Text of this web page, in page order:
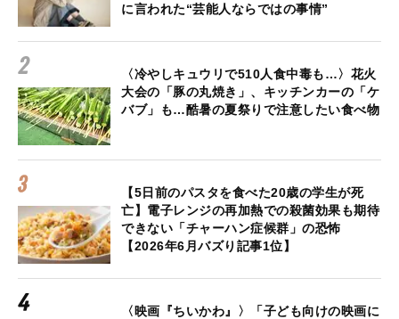
に言われた“芸能人ならではの事情”
〈冷やしキュウリで510人食中毒も…〉花火
大会の「豚の丸焼き」、キッチンカーの「ケ
バブ」も…酷暑の夏祭りで注意したい食べ物
【5日前のパスタを食べた20歳の学生が死
亡】電子レンジの再加熱での殺菌効果も期待
できない「チャーハン症候群」の恐怖
【2026年6月バズり記事1位】
〈映画『ちいかわ』〉「子ども向けの映画に